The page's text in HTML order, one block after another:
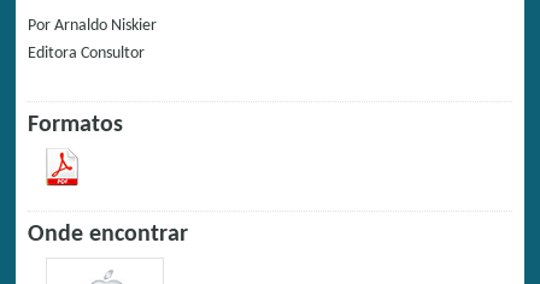
Por Arnaldo Niskier
Editora Consultor
Formatos
Onde encontrar